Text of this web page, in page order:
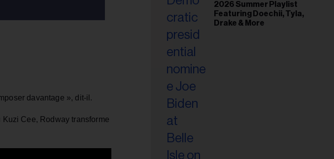
davantage », dit-il.
Kuzi Cee, Rodway transforme
2026 Summer Playlist
Featuring Doechii, Tyla,
Drake & More